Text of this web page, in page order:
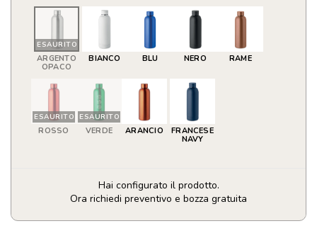
ESAURITO
ARGENTO
OPACO
BIANCO BLU NERO RAME
ESAURITO
ROSSO
ESAURITO
VERDE ARANCIO
FRANCESE
NAVY
Hai configurato il prodotto.
Ora richiedi preventivo e bozza gratuita
Borraccia